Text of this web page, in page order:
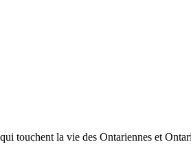
touchent la vie des Ontariennes et